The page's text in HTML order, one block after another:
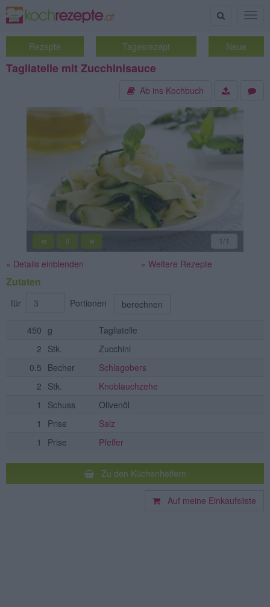
Suche
Rezepte Tagesrezept Neue
Tagliatelle mit Zucchinisauce
Ab ins Kochbuch
« || » 1/1
» Details einblenden » Weitere Rezepte
Zutaten
für Portionen berechnen
450 g
Tagliatelle
2 Stk.
Zucchini
0.5 Becher
Schlagobers
2 Stk.
Knoblauchzehe
1
Schuss
Olivenöl
1
Prise
Salz
1
Prise Pfeffer
Zu den Küchenhelfern
Auf meine Einkaufsliste